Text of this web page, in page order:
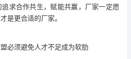
求合作共生，赋能共赢，厂家一定愿
是更合适的厂家。
必须避免人才不足成为软肋